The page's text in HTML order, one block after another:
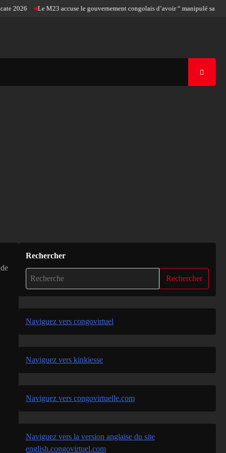
Le M23 accuse le gouvernement congolais d’avoir “ manipulé sa
Rechercher
Rechercher
Naviguez vers congovirtuel
Naviguez vers kinkiesse
Naviguez vers congovirtuelle.com
Naviguez vers la version anglaise du site
english.congovirtuel.com